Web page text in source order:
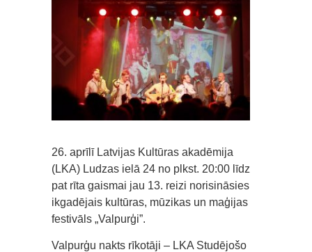
26. aprīlī Latvijas Kultūras akadēmija
(LKA) Ludzas ielā 24 no plkst. 20:00 līdz
pat rīta gaismai jau 13. reizi norisināsies
ikgadējais kultūras, mūzikas un maģijas
festivāls „Valpurģi”.
Valpurģu nakts rīkotāji – LKA Studējošo